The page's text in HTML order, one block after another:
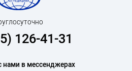
126-41-31
нами в мессенджерах